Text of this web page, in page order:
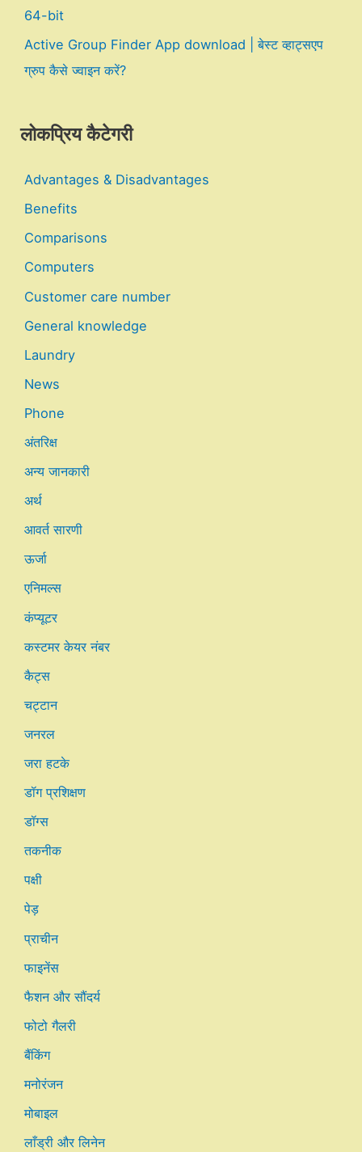
64-bit
Active Group Finder App download | बेस्ट व्हाट्सएप
ग्रुप कैसे ज्वाइन करें?
लोकप्रिय कैटेगरी
Advantages & Disadvantages
Benefits
Comparisons
Computers
Customer care number
General knowledge
Laundry
News
Phone
अंतरिक्ष
अन्य जानकारी
अर्थ
आवर्त सारणी
ऊर्जा
एनिमल्स
कंप्यूटर
कस्टमर केयर नंबर
कैट्स
चट्टान
जनरल
जरा हटके
डॉग प्रशिक्षण
डॉग्स
तकनीक
पक्षी
पेड़
प्राचीन
फाइनेंस
फैशन और सौंदर्य
फोटो गैलरी
बैंकिंग
मनोरंजन
मोबाइल
लाँड्री और लिनेन